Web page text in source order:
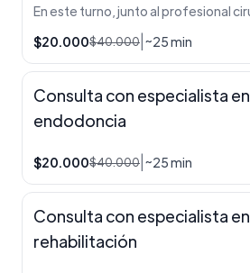
$20.000$40.000 ~25 min
Consulta con especialista en
endodoncia
$20.000$40.000 ~25 min
Consulta con especialista en
rehabilitación